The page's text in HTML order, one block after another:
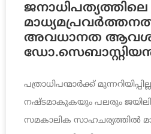
ജനാധിപത്യത്തിലെ
അവധാനത
പത്രാധിപന്മാര്‍ക്ക്
നഷ്ടമാകുകയും പലരും
സമകാലിക സാഹചര്യത്തില്‍